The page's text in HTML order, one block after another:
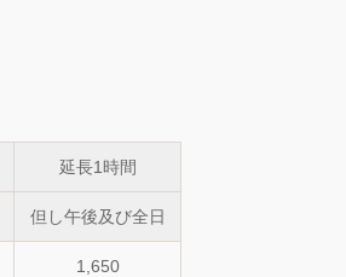
延長1時間
但し午後及び全日
1,650